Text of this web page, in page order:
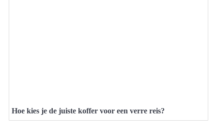
Hoe kies je de juiste koffer voor een verre reis?